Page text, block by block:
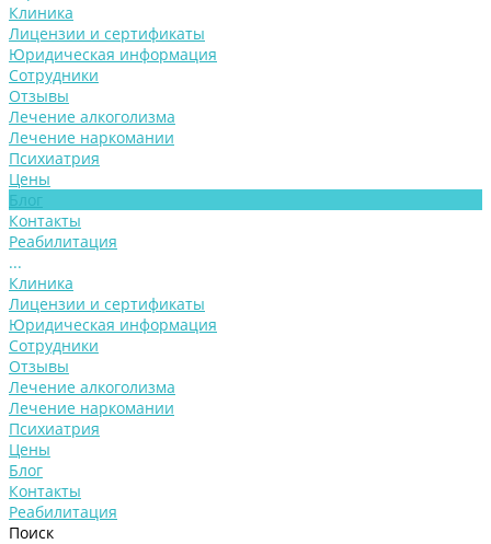
Клиника
Лицензии и сертификаты
Юридическая информация
Сотрудники
Отзывы
Лечение алкоголизма
Лечение наркомании
Психиатрия
Цены
Блог
Контакты
Реабилитация
...
Клиника
Лицензии и сертификаты
Юридическая информация
Сотрудники
Отзывы
Лечение алкоголизма
Лечение наркомании
Психиатрия
Цены
Блог
Контакты
Реабилитация
Поиск